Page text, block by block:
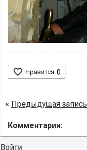
 Нравится 0
« Предыдущая запись
Комментарии:
Войти